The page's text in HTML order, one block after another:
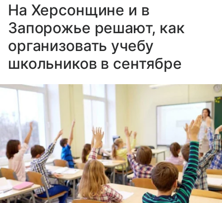
На Херсонщине и в
Запорожье решают, как
организовать учебу
школьников в сентябре